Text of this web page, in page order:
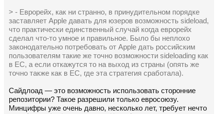
> - Еврорейх, как ни странно, в принудительном порядке
заставляет Apple давать для юзеров возможность sideload,
что практически единственный случай когда еврорейх
сделал что-то умное и правильное. Было бы неплохо
законодательно потребовать от Apple дать российским
пользователям такие же точно возможности sideloading как
в ЕС, а если откажутся то на выход из страны (опять же
точно также как в ЕС, где эта стратегия сработала).
Сайдлоад — это возможность использовать сторонние
репозитории? Такое разрешили только евросоюзу.
Минцифры уже очень давно, несколько лет, требует нечто